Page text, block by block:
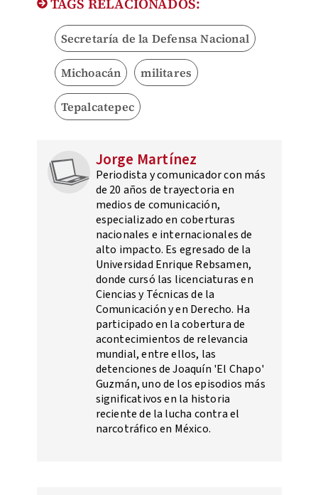
Secretaría de la Defensa Nacional
Michoacán militares
Tepalcatepec
Jorge Martínez
Periodista y comunicador con más
de 20 años de trayectoria en
medios de comunicación,
especializado en coberturas
nacionales e internacionales de
alto impacto. Es egresado de la
Universidad Enrique Rebsamen,
donde cursó las licenciaturas en
Ciencias y Técnicas de la
Comunicación y en Derecho. Ha
participado en la cobertura de
acontecimientos de relevancia
mundial, entre ellos, las
detenciones de Joaquín 'El Chapo'
Guzmán, uno de los episodios más
significativos en la historia
reciente de la lucha contra el
narcotráfico en México.